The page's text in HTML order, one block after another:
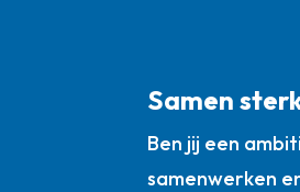
Samen
Ben jij een
samenwerken